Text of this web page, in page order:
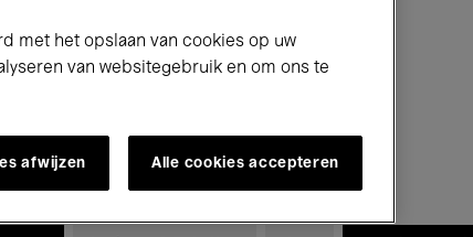
met het opslaan van cookies op uw
van websitegebruik en om ons te
afwijzen Alle cookies accepteren